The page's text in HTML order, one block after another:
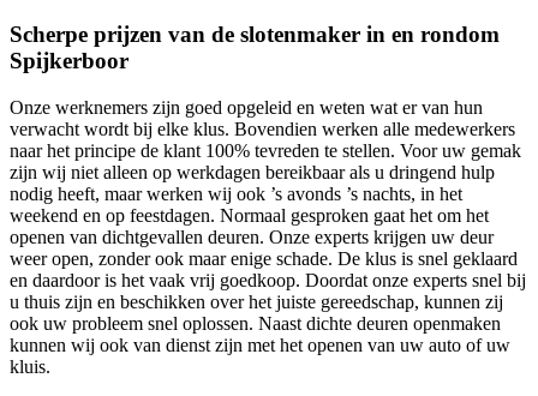
Scherpe prijzen van de slotenmaker in en rondom
Spijkerboor
Onze werknemers zijn goed opgeleid en weten wat er van hun
verwacht wordt bij elke klus. Bovendien werken alle medewerkers
naar het principe de klant 100% tevreden te stellen. Voor uw gemak
zijn wij niet alleen op werkdagen bereikbaar als u dringend hulp
nodig heeft, maar werken wij ook ’s avonds ’s nachts, in het
weekend en op feestdagen. Normaal gesproken gaat het om het
openen van dichtgevallen deuren. Onze experts krijgen uw deur
weer open, zonder ook maar enige schade. De klus is snel geklaard
en daardoor is het vaak vrij goedkoop. Doordat onze experts snel bij
u thuis zijn en beschikken over het juiste gereedschap, kunnen zij
ook uw probleem snel oplossen. Naast dichte deuren openmaken
kunnen wij ook van dienst zijn met het openen van uw auto of uw
kluis.